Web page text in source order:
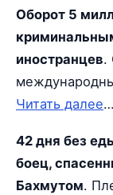
Оборот 5
иностранцев.
Читать далее…
42 дня без
боец,
Бахмутом.